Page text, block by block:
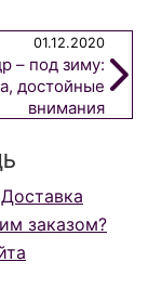
01.12.2020
– под зиму:
достойные
внимания
Доставка
заказом?